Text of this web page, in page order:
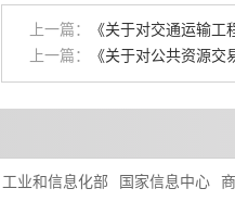
上一篇：
《关于对交通运输
上一篇：
《关于对公共资源交
工业和信息化部 国家信息中心